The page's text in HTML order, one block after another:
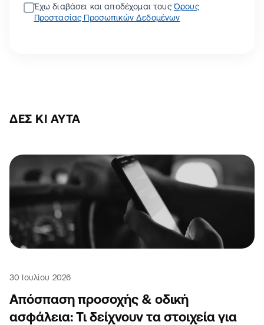
Έχω διαβάσει και αποδέχομαι τουςΌρους
Προστασίας Προσωπικών Δεδομένων
ΔΕΣ ΚΙ ΑΥΤΆ
30 Ιουλίου 2026
Απόσπαση προσοχής & οδική
ασφάλεια: Τι δείχνουν τα στοιχεία για